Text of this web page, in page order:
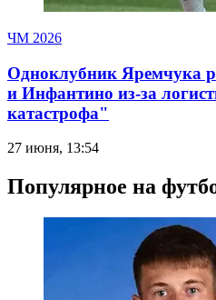
ЧМ 2026
Одноклубник Яремчука
и Инфантино из-за
катастрофа"
27 июня, 13:54
Популярное на